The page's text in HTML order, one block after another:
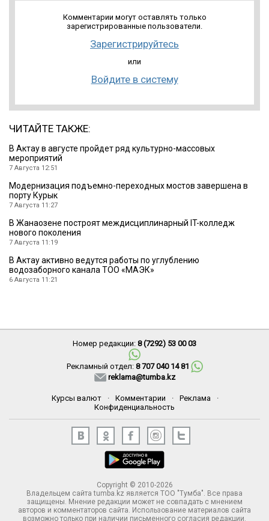
Комментарии могут оставлять только
зарегистрированные пользователи.
Зарегистрируйтесь
или
Войдите в систему
ЧИТАЙТЕ ТАКЖЕ:
В Актау в августе пройдет ряд культурно-массовых
мероприятий
7 Августа 12:51
Модернизация подъемно-переходных мостов завершена в
порту Курык
7 Августа 11:27
В Жанаозене построят междисциплинарный IT-колледж
нового поколения
7 Августа 11:19
В Актау активно ведутся работы по углублению
водозаборного канала ТОО «МАЭК»
6 Августа 11:21
Номер редакции: 8 (7292) 53 00 03
Рекламный отдел: 8 707 040 14 81
reklama@tumba.kz
Курсы валют · Комментарии · Реклама
·
Конфиденциальность
Copyright © 2010-2026
Владельцем сайта tumba.kz является ТОО "Тумба". Все права
защищены. Мнение редакции может не совпадать с мнением
авторов и комментаторов сайта. Использование материалов сайта
возможно только при наличии письменного согласия редакции.